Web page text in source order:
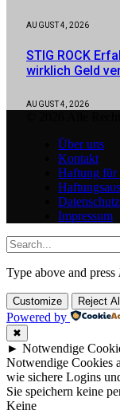
AUGUST 4, 2026
STIG ROCK
wirklich Geld
AUGUST 4, 2026
Über uns
Kontakt
Haftung für
Impressum
Type above and press
Customize Reject All
Powered by
✖
► Notwendige
Notwendige Cookies
wie sichere Logins
Sie speichern keine
Keine